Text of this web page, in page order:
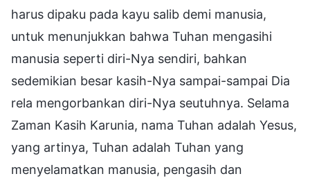
harus dipaku pada kayu salib demi manusia,
untuk menunjukkan bahwa Tuhan mengasihi
manusia seperti diri-Nya sendiri, bahkan
sedemikian besar kasih-Nya sampai-sampai Dia
rela mengorbankan diri-Nya seutuhnya. Selama
Zaman Kasih Karunia, nama Tuhan adalah Yesus,
yang artinya, Tuhan adalah Tuhan yang
menyelamatkan manusia, pengasih dan